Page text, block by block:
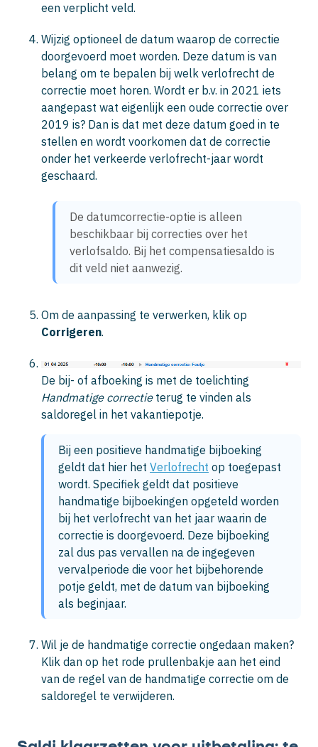
een verplicht veld.
Wijzig optioneel de datum waarop de correctie
doorgevoerd moet worden. Deze datum is van
belang om te bepalen bij welk verlofrecht de
correctie moet horen. Wordt er b.v. in 2021 iets
aangepast wat eigenlijk een oude correctie over
2019 is? Dan is dat met deze datum goed in te
stellen en wordt voorkomen dat de correctie
onder het verkeerde verlofrecht-jaar wordt
geschaard.
De datumcorrectie-optie is alleen
beschikbaar bij correcties over het
verlofsaldo. Bij het compensatiesaldo is
dit veld niet aanwezig.
Om de aanpassing te verwerken, klik op
Corrigeren.
De bij- of afboeking is met de toelichting
Handmatige correctieterug te vinden als
saldoregel in het vakantiepotje.
Bij een positieve handmatige bijboeking
geldt dat hier het Verlofrecht op toegepast
wordt. Specifiek geldt dat positieve
handmatige bijboekingen opgeteld worden
bij het verlofrecht van het jaar waarin de
correctie is doorgevoerd. Deze bijboeking
zal dus pas vervallen na de ingegeven
vervalperiode die voor het bijbehorende
potje geldt, met de datum van bijboeking
als beginjaar.
Wil je de handmatige correctie ongedaan maken?
Klik dan op het rode prullenbakje aan het eind
van de regel van de handmatige correctie om de
saldoregel te verwijderen.